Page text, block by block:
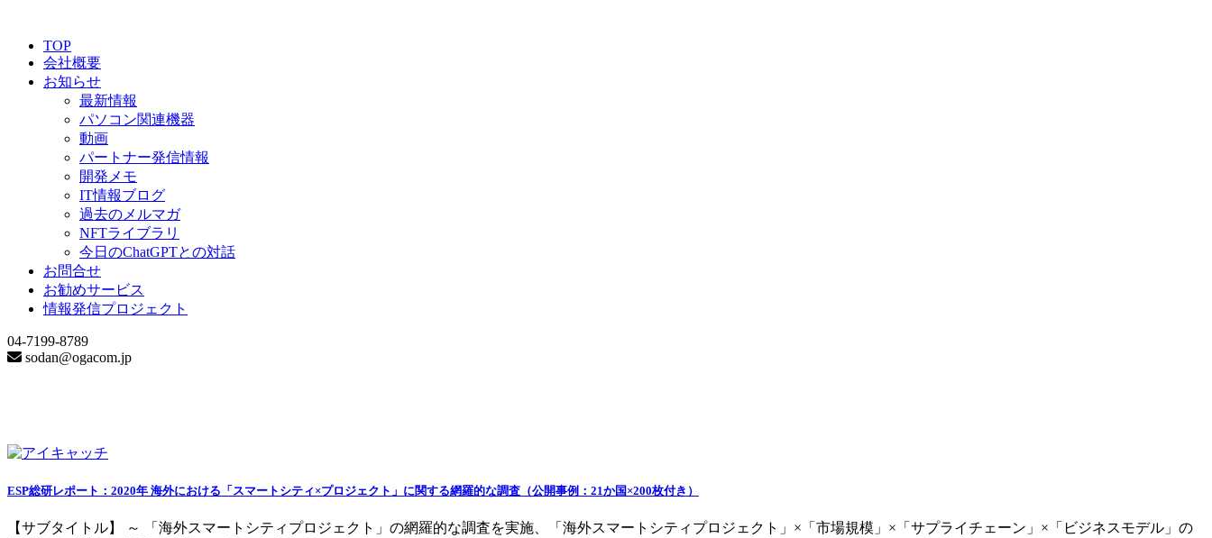
TOP
会社概要
お知らせ
最新情報
パソコン関連機器
動画
パートナー発信情報
開発メモ
IT情報ブログ
過去のメルマガ
NFTライブラリ
今日のChatGPTとの対話
お問合せ
お勧めサービス
情報発信プロジェクト
04-7199-8789
sodan@ogacom.jp
ESP総研レポート：2020年 海外における「スマートシティ×プロジェクト」に関する網羅的な調査（公開事例：21か国×200枚付き）
【サブタイトル】 ～ 「海外スマートシティプロジェクト」の網羅的な調査を実施、「海外スマートシティプロジェクト」×「市場規模」×「サプライチェーン」×「ビジネスモデル」の